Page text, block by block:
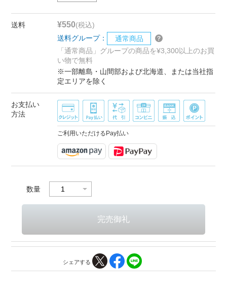
送料 ¥550(税込)
送料グループ：
通常商品
「通常商品」グループの商品を¥3,300以上のお買
い物で無料
※一部離島・山間部および北海道、または当社指
定エリアを除く
お支払い
方法
ご利用いただけるPay払い
数量
シェアする